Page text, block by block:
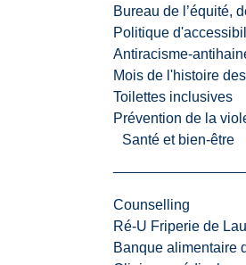
Bureau de l’équité,
Politique
Antiracisme-
Mois de l'histoire
Toilettes inclusives
Prévention de la
Santé et bien-être
Counselling
Ré-U Friperie de
Banque alimentaire